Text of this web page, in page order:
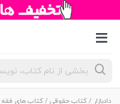
جستجوی
محصولات
دادبازار /کتاب حقوقی /کتاب های فقه